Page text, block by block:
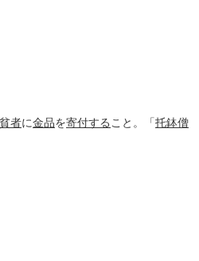
貧者に金品を寄付する こと。「托鉢僧